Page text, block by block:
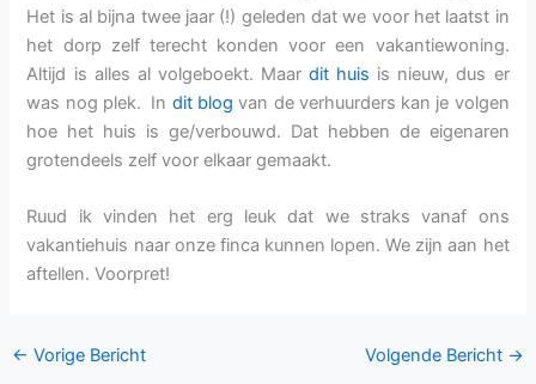
Het is al bijna twee jaar (!) geleden dat we voor het laatst in
het dorp zelf terecht konden voor een vakantiewoning.
Altijd is alles al volgeboekt. Maardit huis is nieuw, dus er
was nog plek. In dit blog van de verhuurders kan je volgen
hoe het huis is ge/verbouwd. Dat hebben de eigenaren
grotendeels zelf voor elkaar gemaakt.
Ruud ik vinden het erg leuk dat we straks vanaf ons
vakantiehuis naar onze finca kunnen lopen. We zijn aan het
aftellen. Voorpret!
← Vorige Bericht Volgende Bericht →